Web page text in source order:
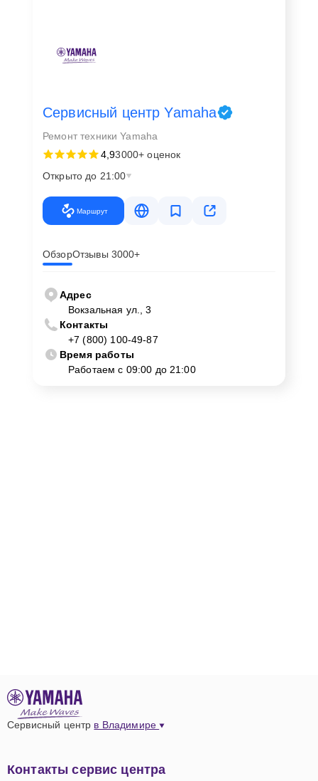
Сервисный центр Yamaha
Ремонт техники Yamaha
4,93000+ оценок
Открыто до 21:00
Маршрут
ОбзорОтзывы 3000+
Адрес
Вокзальная ул., 3
Контакты
+7 (800) 100-49-87
Время работы
Работаем с 09:00 до 21:00
Сервисный центр в Владимире
Контакты сервис центра